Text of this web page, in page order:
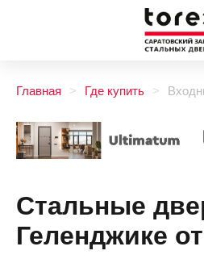
Главная Где купить
Стальные
Геленджике